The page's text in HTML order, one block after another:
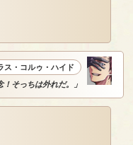
ス・コルゥ・ハイド
！そっちは外れだ。」